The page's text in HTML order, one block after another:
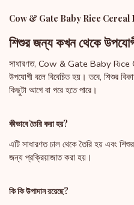
Cow & Gate Baby Rice
শিশুর জন্য কখন থেকে
সাধারণত, Cow & Gate Baby Rice
উপযোগী বলে বিবেচিত হয়। তবে, শিশুর
কিছুটা আগে বা পরে হতে পারে।
কীভাবে তৈরি করা হয়?
এটি সাধারণত চাল থেকে তৈরি হয় এবং
জন্য প্রক্রিয়াজাত করা হয়।
কি কি উপাদান রয়েছে?